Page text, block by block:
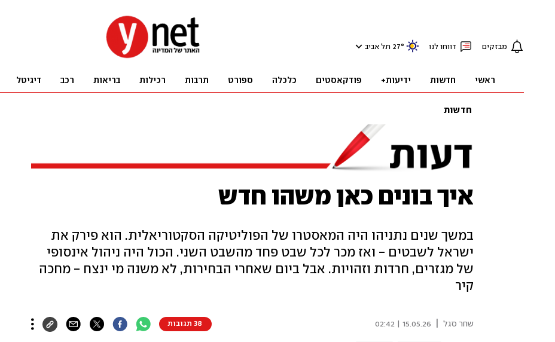
מבזקים דווחו לנו 27° תל אביב
ראשי חדשות ידיעות+ פודקאסטים כלכלה ספורט תרבות רכילות בריאות רכב דיגיטל
חדשות
איך בונים כאן משהו חדש
במשך שנים נתניהו היה המאסטרו של הפוליטיקה הסקטוריאלית. הוא פירק את
ישראל לשבטים - ואז מכר לכל שבט פחד מהשבט השני. הכול היה ניהול אינסופי
של מגזרים, חרדות וזהויות. אבל ביום שאחרי הבחירות, לא משנה מי ינצח - מחכה
קיר
שחר סגל 15.05.26 | 02:42 38 תגובות